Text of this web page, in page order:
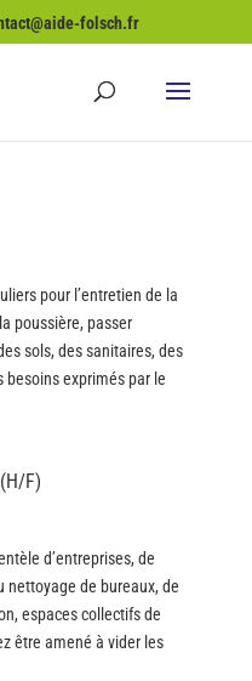
folsch.fr
pour l’entretien de la
poussière, passer
sols, des sanitaires, des
besoins exprimés par le
F)
d’entreprises, de
nettoyage de bureaux, de
espaces collectifs de
être amené à vider les